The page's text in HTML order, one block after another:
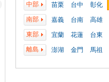
中部
苗栗 台中 彰化
南部
嘉義 台南 高雄
東部
宜蘭 花蓮
台東
離島
澎湖 金門 馬祖